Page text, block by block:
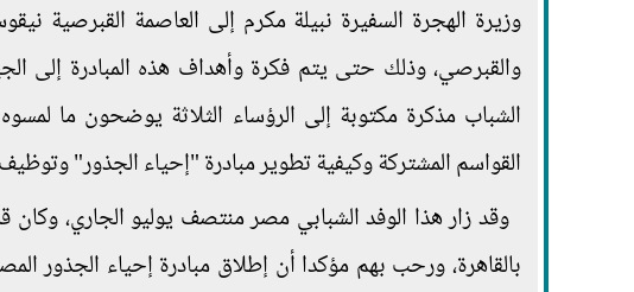
وزيرة الهجرة السفيرة نبيلة مكرم إلى العاصمة القبرصية
والقبرصي، وذلك حتى يتم فكرة وأهداف هذه المبادرة إلى
الشباب مذكرة مكتوبة إلى الرؤساء الثلاثة يوضحون ما
القواسم المشتركة وكيفية تطوير مبادرة "إحياء الجذور"
وقد زار هذا الوفد الشبابي مصر منتصف يوليو الجاري، وكان
بالقاهرة، ورحب بهم مؤكدا أن إطلاق مبادرة إحياء الجذور